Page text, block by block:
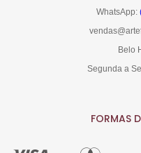
WhatsApp:
Belo
Segunda a
FORMAS